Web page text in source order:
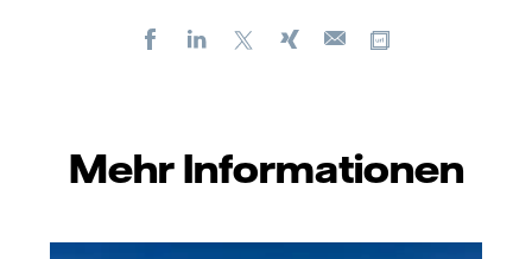
FacebookLinkedIn Xing
E-
Mehr Informationen